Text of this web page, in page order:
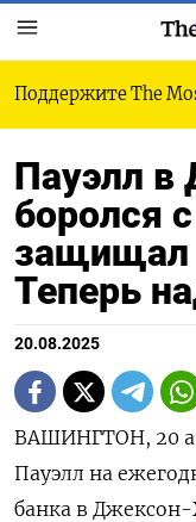
Поддержите The
Пауэлл в
боролся
защищал
Теперь
20.08.2025
ВАШИНГТОН, 20
Пауэлл на
банка в Джексон-